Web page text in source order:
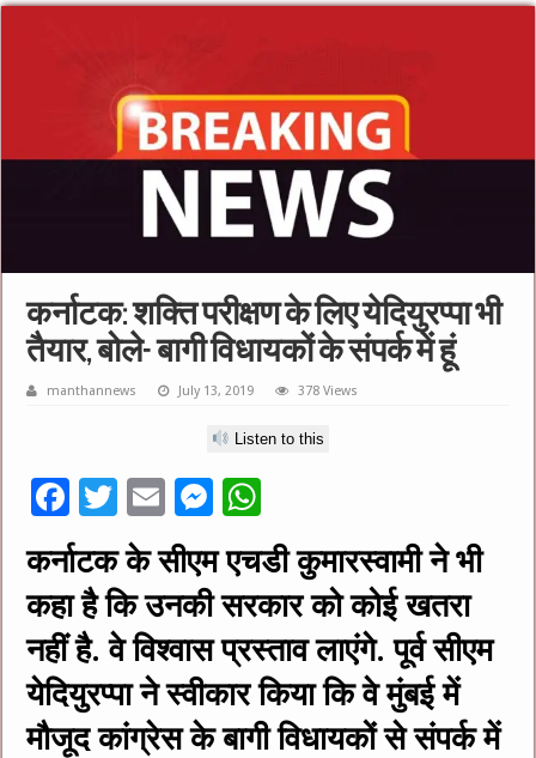
कर्नाटक: शक्ति परीक्षण के लिए येदियुरप्पा भी
तैयार, बोले- बागी विधायकों के संपर्क में हूं
manthannews July 13, 2019 378 Views
Listen to this
F
ac
e
b
o
o
k
T
wi
tt
er
E
m
ai
l
M
se
n
g
er
h
at
sA
p
p
कर्नाटक के सीएम एचडी कुमारस्वामी ने भी
कहा है कि उनकी सरकार को कोई खतरा
नहीं है. वे विश्वास प्रस्ताव लाएंगे. पूर्व सीएम
येदियुरप्पा ने स्वीकार किया कि वे मुंबई में
मौजूद कांग्रेस के बागी विधायकों से संपर्क में